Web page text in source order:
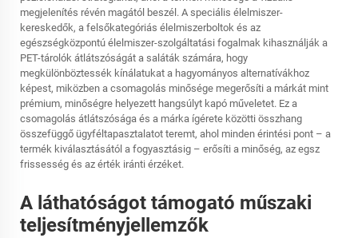
megjelenítés révén magától beszél. A speciális élelmiszer-
kereskedők, a felsőkategóriás élelmiszerboltok és az
egészségközpontú élelmiszer-szolgáltatási fogalmak kihasználják a
PET-tárolók átlátszóságát a saláták számára, hogy
megkülönböztessék kínálatukat a hagyományos alternatívákhoz
képest, miközben a csomagolás minősége megerősíti a márkát mint
prémium, minőségre helyezett hangsúlyt kapó műveletet. Ez a
csomagolás átlátszósága és a márka ígérete közötti összhang
összefüggő ügyféltapasztalatot teremt, ahol minden érintési pont – a
termék kiválasztásától a fogyasztásig – erősíti a minőség, az egsz
frissesség és az érték iránti érzéket.
A láthatóságot támogató műszaki
teljesítményjellemzők